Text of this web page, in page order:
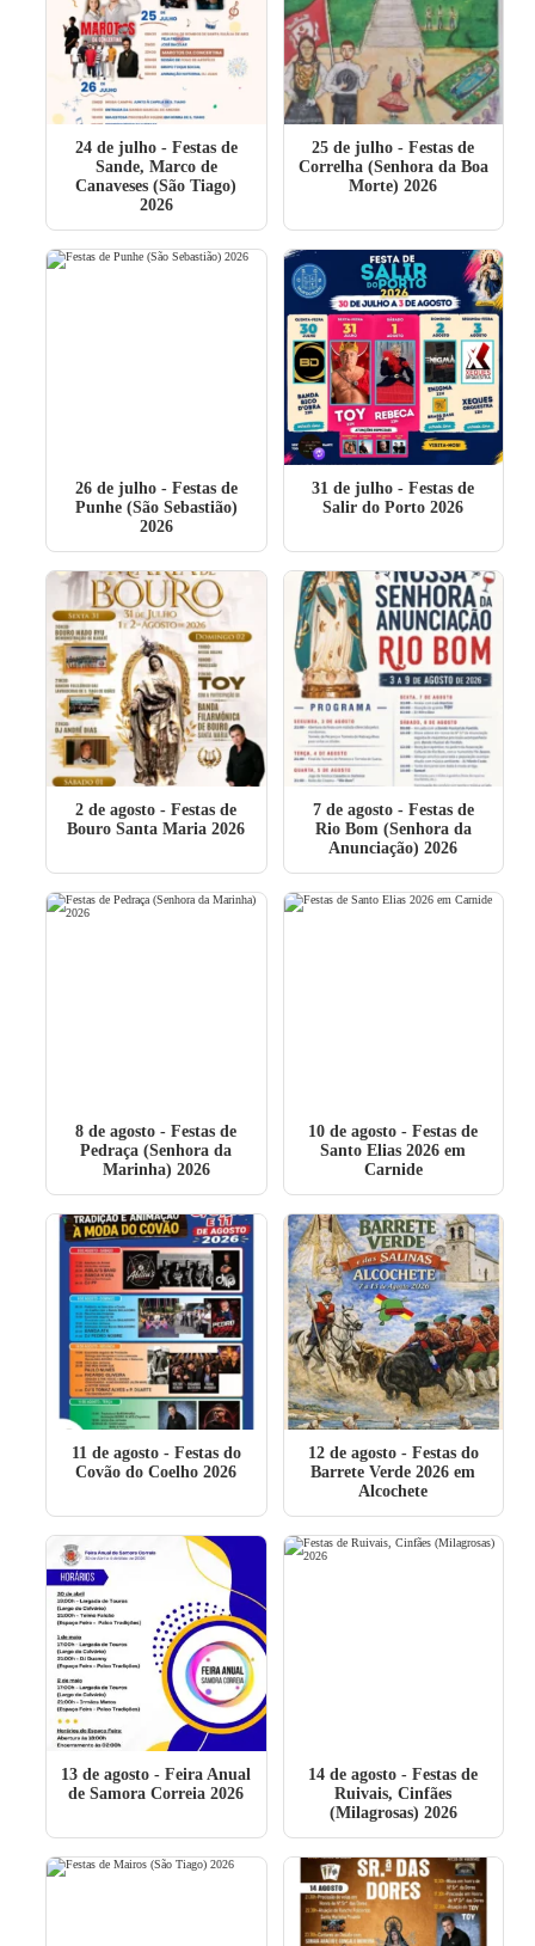
24 de julho- Festas de
Sande, Marco de
Canaveses (São Tiago)
2026
25 de julho - Festas de
Correlha (Senhora da Boa
Morte) 2026
26 de julho- Festas de
Punhe (São Sebastião)
2026
31 de julho - Festas de
Salir do Porto 2026
2 de agosto - Festas de
Bouro Santa Maria 2026
7 de agosto- Festas de
Rio Bom (Senhora da
Anunciação) 2026
8 de agosto - Festas de
Pedraça (Senhora da
Marinha) 2026
10 de agosto - Festas de
Santo Elias 2026 em
Carnide
11 de agosto- Festas do
Covão do Coelho 2026
12 de agosto- Festas do
Barrete Verde 2026 em
Alcochete
13 de agosto - Feira Anual
de Samora Correia 2026
14 de agosto - Festas de
Ruivais, Cinfães
(Milagrosas) 2026